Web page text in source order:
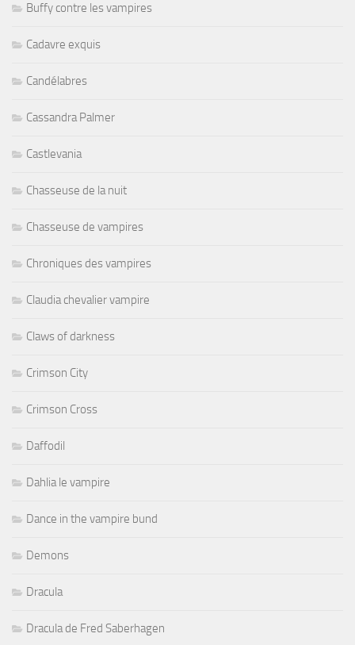
Buffy contre les vampires
Cadavre exquis
Candélabres
Cassandra Palmer
Castlevania
Chasseuse de la nuit
Chasseuse de vampires
Chroniques des vampires
Claudia chevalier vampire
Claws of darkness
Crimson City
Crimson Cross
Daffodil
Dahlia le vampire
Dance in the vampire bund
Demons
Dracula
Dracula de Fred Saberhagen